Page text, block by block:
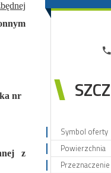
nr
z
Symbol oferty
Powierzchnia
Przeznaczenie